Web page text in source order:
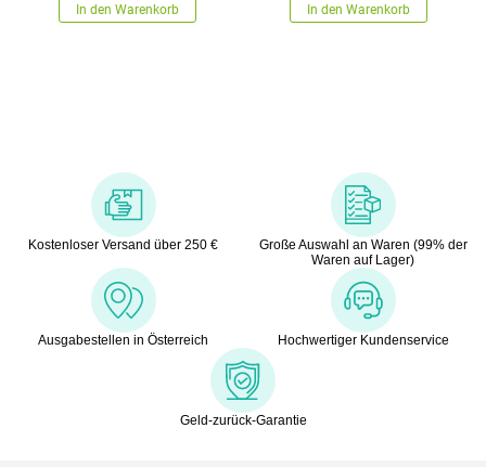
In den Warenkorb In den Warenkorb
Kostenloser Versand über 250 €
Große Auswahl an Waren (99% der
Waren auf Lager)
Ausgabestellen in Österreich Hochwertiger Kundenservice
Geld-zurück-Garantie